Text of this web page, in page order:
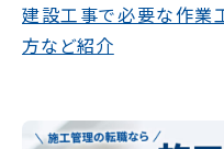
建設工事で必要な作業
方など紹介